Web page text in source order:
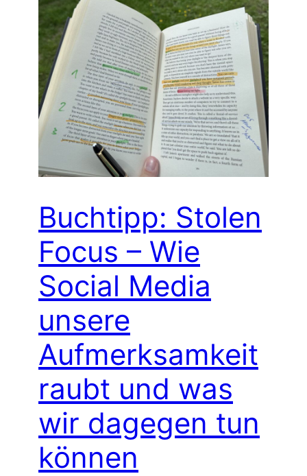
Buchtipp: Stolen
Focus – Wie
Social Media
unsere
Aufmerksamkeit
raubt und was
wir dagegen tun
können